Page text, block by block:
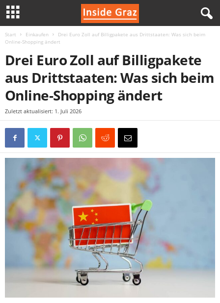
Start Einkaufen
Drei Euro Zoll auf Billigpakete aus Drittstaaten: Was sich beim
Online-Shopping ändert
Drei Euro Zoll auf Billigpakete
aus Drittstaaten: Was sich beim
Online-Shopping ändert
Zuletzt aktualisiert: 1. Juli 2026